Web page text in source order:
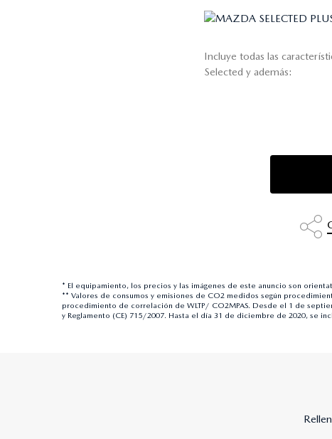
Incluye todas las
Selected y además:
* El equipamiento, los precios y las imágenes de este anuncio son
** Valores de consumos y emisiones de CO2 medidos según
procedimiento de correlación de WLTP/ CO2MPAS. Desde el 1 de
y Reglamento (CE) 715/2007. Hasta el día 31 de diciembre de 2020, se